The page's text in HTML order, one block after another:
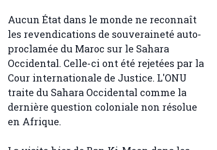
Aucun État dans le monde ne reconnaît
les revendications de souveraineté auto-
proclamée du Maroc sur le Sahara
Occidental. Celle-ci ont été rejetées par la
Cour internationale de Justice. L'ONU
traite du Sahara Occidental comme la
dernière question coloniale non résolue
en Afrique.